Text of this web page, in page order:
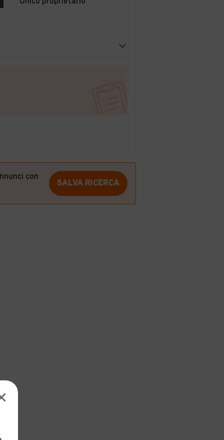
con
SALVA RICERCA